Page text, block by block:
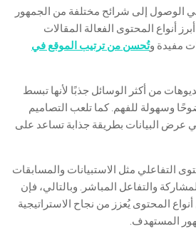
الوصول إلى شرائح مختلفة من الجمهور
أنواع المحتوى الفعالة المقالات
مفيدة وتُحسن من ترتيب الموقع في
من أكثر الوسائل جذبًا لأنها تبسط
وسهولة للفهم. كما تلعب التصاميم
عرض البيانات بطريقة جذابة تساعد على
التفاعلي مثل الاستبيانات والمسابقات
والتفاعل المباشر. وبالتالي، فإن
المحتوى يُعزز من نجاح الاستراتيجية
المستهدف.